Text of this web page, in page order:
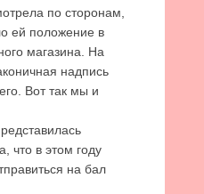
по сторонам,
ей положение в
магазина. На
надпись
Вот так мы и
что в этом году
на бал